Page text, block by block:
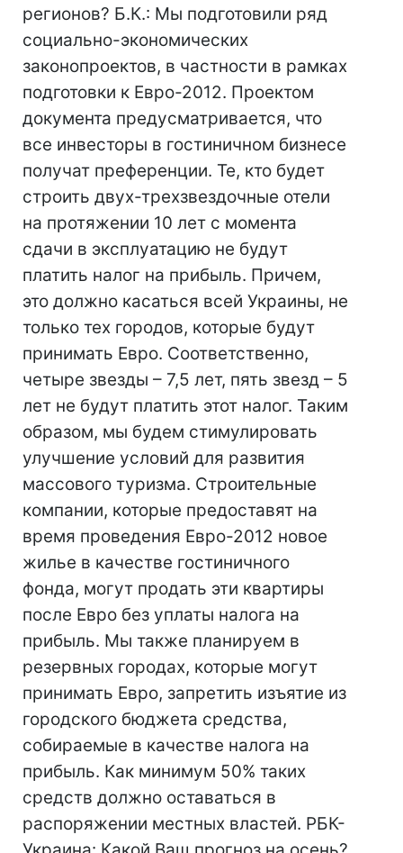
регионов? Б.К.: Мы подготовили ряд
социально-экономических
законопроектов, в частности в рамках
подготовки к Евро-2012. Проектом
документа предусматривается, что
все инвесторы в гостиничном бизнесе
получат преференции. Те, кто будет
строить двух-трехзвездочные отели
на протяжении 10 лет с момента
сдачи в эксплуатацию не будут
платить налог на прибыль. Причем,
это должно касаться всей Украины, не
только тех городов, которые будут
принимать Евро. Соответственно,
четыре звезды – 7,5 лет, пять звезд – 5
лет не будут платить этот налог. Таким
образом, мы будем стимулировать
улучшение условий для развития
массового туризма. Строительные
компании, которые предоставят на
время проведения Евро-2012 новое
жилье в качестве гостиничного
фонда, могут продать эти квартиры
после Евро без уплаты налога на
прибыль. Мы также планируем в
резервных городах, которые могут
принимать Евро, запретить изъятие из
городского бюджета средства,
собираемые в качестве налога на
прибыль. Как минимум 50% таких
средств должно оставаться в
распоряжении местных властей. РБК-